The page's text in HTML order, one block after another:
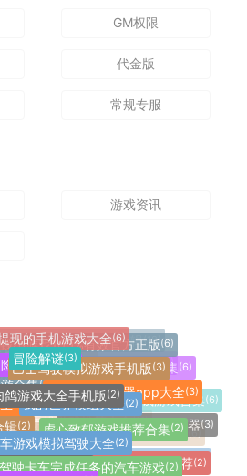
GM权限
代金版
常规专服
游戏资讯
战僵尸所有改版手游(27)
机游戏合集(21)
影忍者手游(20)
植物大战僵尸游戏合辑(18)
pvz玩家自制魔改版大全(18)
益智休闲(16)
风格手机游戏推荐大全(11)
质改版合集(10)
(8)
营(7)
现的手机游戏大全(6)
小游戏100%有效官方正版(6)
休闲益智红包版游戏合集(6)
可提现到微信的赚钱游戏合集(6)
真正能提现的红包手游合集(6)
卡牌对战(6)
游(5)
游戏(5)
(5)
合集(4)
游戏合集(3)
冒险解谜(3)
巴士驾驶模拟游戏手机版(3)
手机纯净浏览器app大全(3)
不限制访问的手机浏览器(3)
手机赛车游戏3d真实驾驶(3)
辑(2)
(2)
鸽游戏大全手机版(2)
我的世界模组大全 (2)
虐心致郁游戏推荐合集 (2)
高质量的解谜手机游戏推荐(2)
大全(2)
的手机游戏(2)
游戏模拟驾驶大全(2)
驾驶卡车完成任务的汽车游戏(2)